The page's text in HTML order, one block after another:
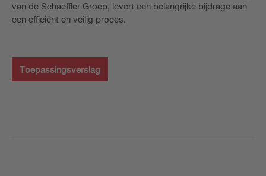
van de Schaeffler Groep, levert een belangrijke bijdrage aan
een efficiënt en veilig proces.
Toepassingsverslag